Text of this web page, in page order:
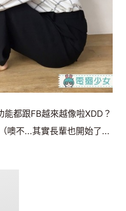
都跟FB越來越像啦XDD？
噢不...其實長輩也開始了...